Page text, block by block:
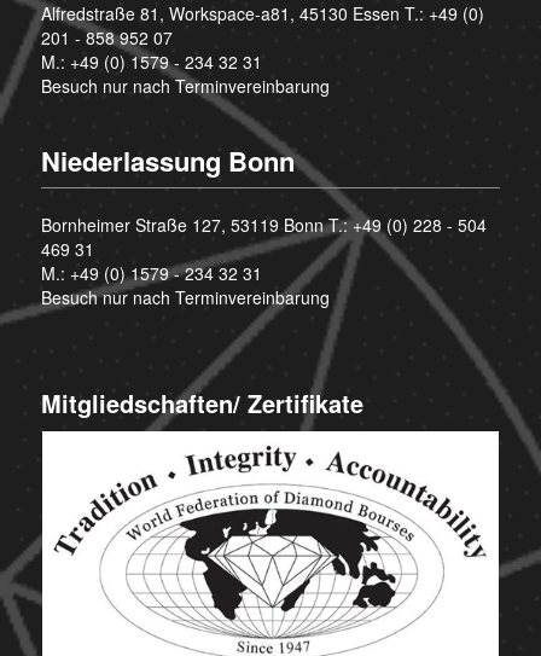
Alfredstraße 81, Workspace-a81, 45130 Essen T.: +49 (0)
201 - 858 952 07
M.: +49 (0) 1579 - 234 32 31
Besuch nur nach Terminvereinbarung
Niederlassung Bonn
Bornheimer Straße 127, 53119 Bonn T.:+49 (0) 228 - 504
469 31
M.: +49 (0) 1579 - 234 32 31
Besuch nur nach Terminvereinbarung
Mitgliedschaften/ Zertifikate